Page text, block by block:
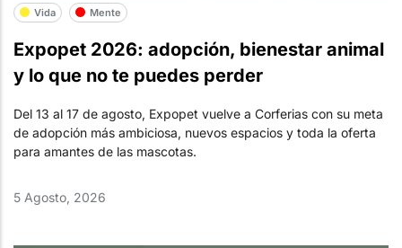
Vida Mente
Expopet 2026: adopción, bienestar animal
y lo que no te puedes perder
Del 13 al 17 de agosto, Expopet vuelve a Corferias con su meta
de adopción más ambiciosa, nuevos espacios y toda la oferta
para amantes de las mascotas.
5 Agosto, 2026